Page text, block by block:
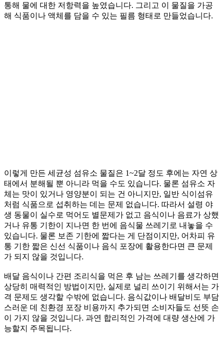
통해 물에 대한 저항력을 높였습니다. 그리고 이 물질을 가공
해 식품이나 액체를 담을 수 있는 필름 형태로 만들었습니다.
이렇게 만든 세균성 섬유소 물질은 1~2달 정도 후에는 자연 상
태에서 분해될 뿐 아니라 먹을 수도 있습니다. 물론 섬유소 자
체는 맛이 있거나 영양분이 되는 건 아니지만, 일반 식이섬유
처럼 식품으로 섭취하는 데는 문제 없습니다. 따라서 설령 야
생 동물이 실수로 먹어도 별문제가 없고 음식이나 음료가 상했
거나 유통 기한이 지나면 한 번에 음식물 쓰레기로 내놓을 수
있습니다. 물론 보존 기한에 짧다는 게 단점이지만, 어차피 유
통 기한 짧은 신선 식품이나 음식 포장에 활용한다면 큰 문제
가 되지 않을 것입니다.
배달 음식이나 간편 조리식을 먹은 후 남는 쓰레기를 생각하면
상당히 매력적인 방법이지만, 실제로 널리 쓰이기 위해서는 가
격 문제도 생각할 수밖에 없습니다. 음식값이나 배달비도 부담
스러운 데 친환경 포장 비용까지 추가되면 소비자들도 선뜻 손
이 가지 않을 것입니다. 과연 합리적인 가격에 대량 생산에 가
능할지 주목됩니다.